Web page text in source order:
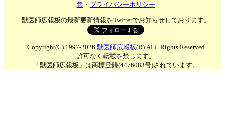
集・ プライバシーポリシー
獣医師広報板の最新更新情報をTwitterでお知らせしております。
Copyright(C) 1997-2026 獣医師広報板(R)ALL Rights Reserved
許可なく転載を禁じます。
「獣医師広報板」は商標登録(4476083号)されています。